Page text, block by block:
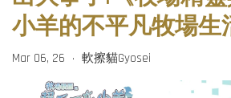
小羊的不平凡牧場生
Mar 06, 26 • 軟擦貓Gyosei